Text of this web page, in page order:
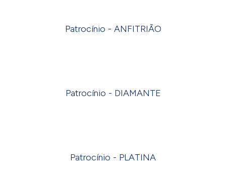
Patrocínio - ANFITRIÃO
Patrocínio - DIAMANTE
Patrocínio - PLATINA